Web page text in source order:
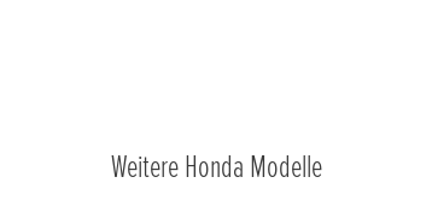
Weitere Honda Modelle